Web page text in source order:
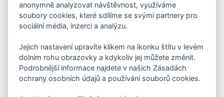
KORESP. ADRESA A SKLAD
Lutopecny 159 (areál bývalého ZD)
Kroměříž, 767 01
anonymně analyzovat návštěvnost, využíváme
soubory cookies, které sdílíme se svými partnery pro
sociální média, inzerci a analýzu.
Jejich nastavení upravíte klikem na ikonku štítu v levém
dolním rohu obrazovky a kdykoliv jej můžete změnit.
Podrobnější informace najdete v našich Zásadách
ochrany osobních údajů a používání souborů cookies.